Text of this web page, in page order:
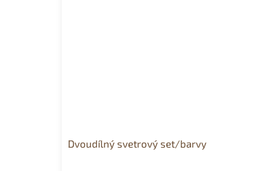
Dvoudílný svetrový set/barvy